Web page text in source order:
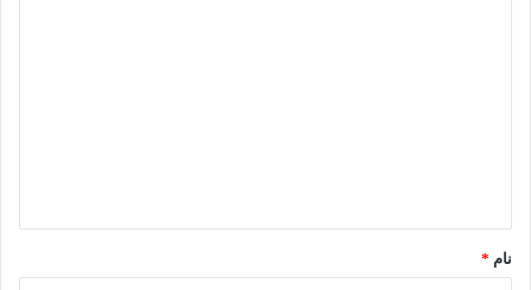
نام *